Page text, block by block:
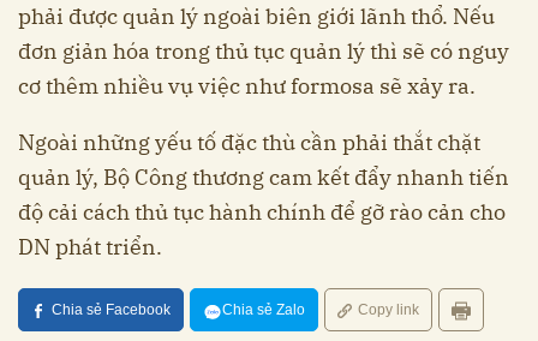
phải được quản lý ngoài biên giới lãnh thổ. Nếu
đơn giản hóa trong thủ tục quản lý thì sẽ có nguy
cơ thêm nhiều vụ việc như formosa sẽ xảy ra.
Ngoài những yếu tố đặc thù cần phải thắt chặt
quản lý, Bộ Công thương cam kết đẩy nhanh tiến
độ cải cách thủ tục hành chính để gỡ rào cản cho
DN phát triển.
Chia sẻ Facebook Chia sẻ Zalo Copy link